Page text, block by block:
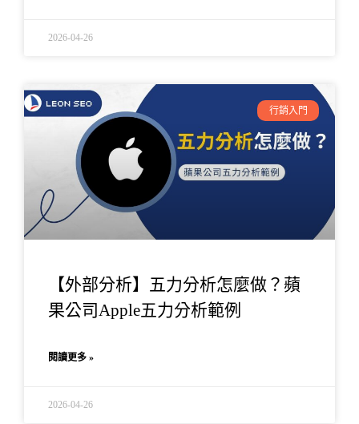
2026-04-26
行銷入門
【外部分析】五力分析怎麼做？蘋
果公司Apple五力分析範例
閱讀更多 »
2026-04-26